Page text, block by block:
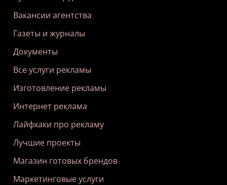
Вакансии агентства
Газеты и журналы
Документы
Все услуги рекламы
Изготовление рекламы
Интернет реклама
Лайфхаки про рекламу
Лучшие проекты
Магазин готовых брендов
Маркетинговые услуги